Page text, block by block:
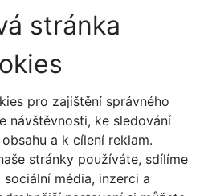
stránka
pro zajištění správného
návštěvnosti, ke sledování
a k cílení reklam.
stránky používáte, sdílíme
média, inzerci a